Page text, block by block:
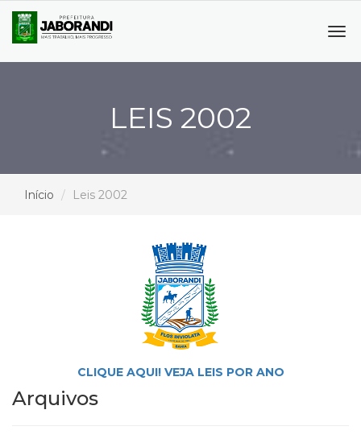
LEIS 2002
Início Leis 2002
CLIQUE AQUI! VEJA LEIS POR ANO
Arquivos